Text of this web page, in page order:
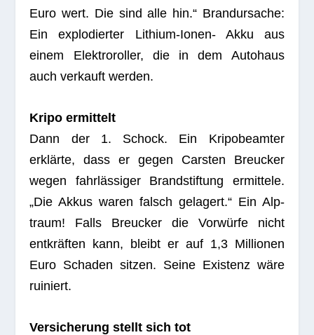
Euro wert. Die sind alle hin.“ Brand­ur­sa­che:
Ein explo­dier­ter Lithium-Ionen- Akku aus
einem Elek­tro­rol­ler, die in dem Auto­haus
auch ver­kauft werden.
Kripo ermit­telt
Dann der 1. Schock. Ein Kri­po­be­am­ter
erklärte, dass er gegen Cars­ten Breu­cker
wegen fahrlässiger Brand­stif­tung ermit­tele.
„Die Akkus waren falsch gela­gert.“ Ein Alp­
traum! Falls Breu­cker die Vorwürfe nicht
entkräften kann, bleibt er auf 1,3 Mil­lio­nen
Euro Scha­den sit­zen. Seine Exis­tenz wäre
ruiniert.
Ver­si­che­rung stellt sich tot